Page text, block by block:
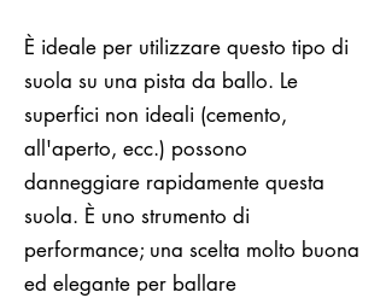
È ideale per utilizzare questo tipo di
suola su una pista da ballo. Le
superfici non ideali (cemento,
all'aperto, ecc.) possono
danneggiare rapidamente questa
suola. È uno strumento di
performance; una scelta molto buona
ed elegante per ballare